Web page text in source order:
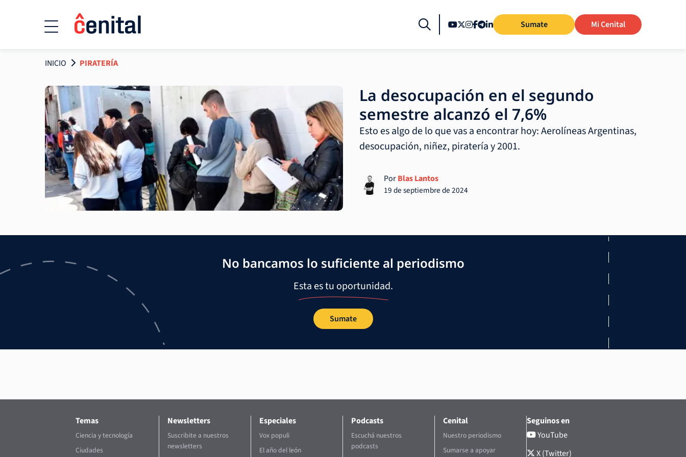
Sumate Mi Cenital
INICIO PIRATERÍA
La desocupación en el segundo
semestre alcanzó el 7,6%
Esto es algo de lo que vas a encontrar hoy: Aerolíneas Argentinas,
desocupación, niñez, piratería y 2001.
PorBlas Lantos
19 de septiembre de 2024
No bancamos lo suficiente al periodismo
Esta es tu oportunidad.
Sumate
Temas
Ciencia y tecnología
Ciudades
Newsletters
Suscribite a nuestros
newsletters
Especiales
Vox populi
El año del león
Podcasts
Escuchá nuestros
podcasts
Cenital
Nuestro periodismo
Sumarse a apoyar
Seguinos en
YouTube
X (Twitter)